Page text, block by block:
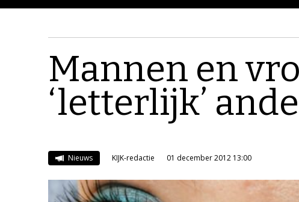
Mannen en
‘letterlijk’
Nieuws KIJK-redactie 01 december 2012 13:00